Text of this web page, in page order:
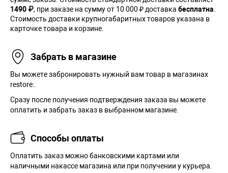
1490 ₽, при заказе на сумму от 10 000 ₽ доставка бесплатна
Стоимость доставки крупногабаритных товаров указана в
карточке товара и корзине.
Забрать в магазине
Вы можете забронировать нужный вам товар в магазинах
restore:.
Сразу после получения подтверждения заказа вы можете
оплатить и забрать заказ в выбранном магазине.
Способы оплаты
Оплатить заказ можно банковскими картами или
наличными накассе магазина или при получении у курьера.